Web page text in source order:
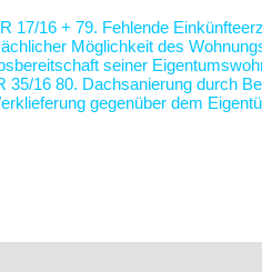
17/16 + 79. Fehlende
Möglichkeit des
seiner
35/16 80. Dachsanierung durch
gegenüber dem